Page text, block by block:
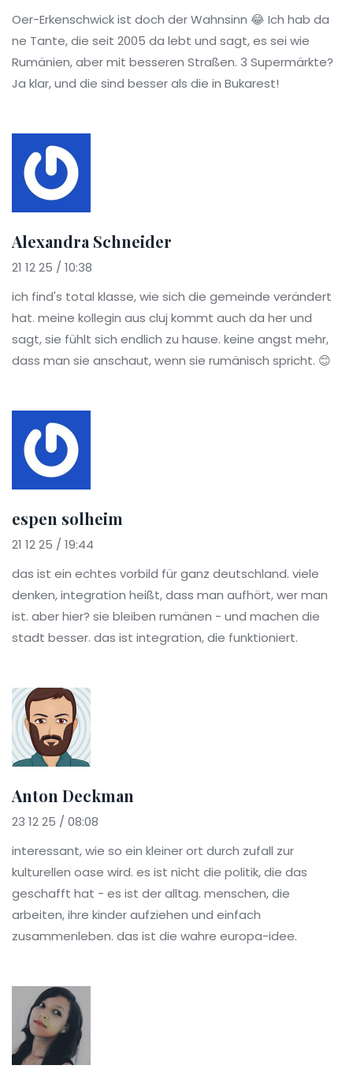
Oer-Erkenschwick ist doch der Wahnsinn 😂 Ich hab da
ne Tante, die seit 2005 da lebt und sagt, es sei wie
Rumänien, aber mit besseren Straßen. 3 Supermärkte?
Ja klar, und die sind besser als die in Bukarest!
Alexandra Schneider
21 12 25 / 10:38
ich find's total klasse, wie sich die gemeinde verändert
hat. meine kollegin aus cluj kommt auch da her und
sagt, sie fühlt sich endlich zu hause. keine angst mehr,
dass man sie anschaut, wenn sie rumänisch spricht. 😊
espen solheim
21 12 25 / 19:44
das ist ein echtes vorbild für ganz deutschland. viele
denken, integration heißt, dass man aufhört, wer man
ist. aber hier? sie bleiben rumänen - und machen die
stadt besser. das ist integration, die funktioniert.
Anton Deckman
23 12 25 / 08:08
interessant, wie so ein kleiner ort durch zufall zur
kulturellen oase wird. es ist nicht die politik, die das
geschafft hat - es ist der alltag. menschen, die
arbeiten, ihre kinder aufziehen und einfach
zusammenleben. das ist die wahre europa-idee.